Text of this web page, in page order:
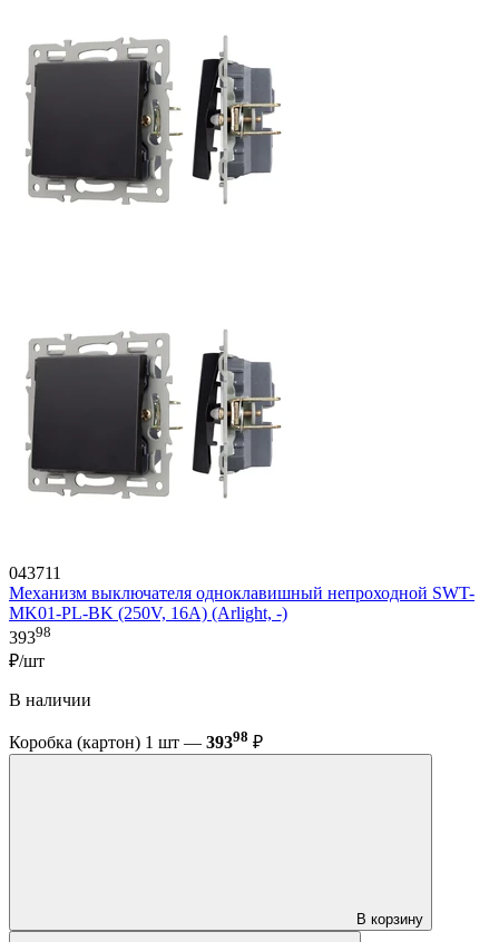
043711
Механизм выключателя одноклавишный непроходной SWT-
MK01-PL-BK (250V, 16A) (Arlight, -)
39398
₽/шт
В наличии
Коробка (картон) 1 шт — 39398 ₽
В корзину